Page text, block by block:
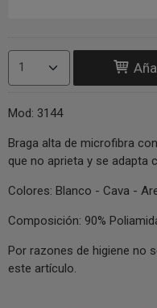
Mod: 3144
Braga alta de microfibra
que no aprieta y se adapta
Colores: Blanco - Cava -
Composición: 90%
Por razones de higiene no
este artículo.